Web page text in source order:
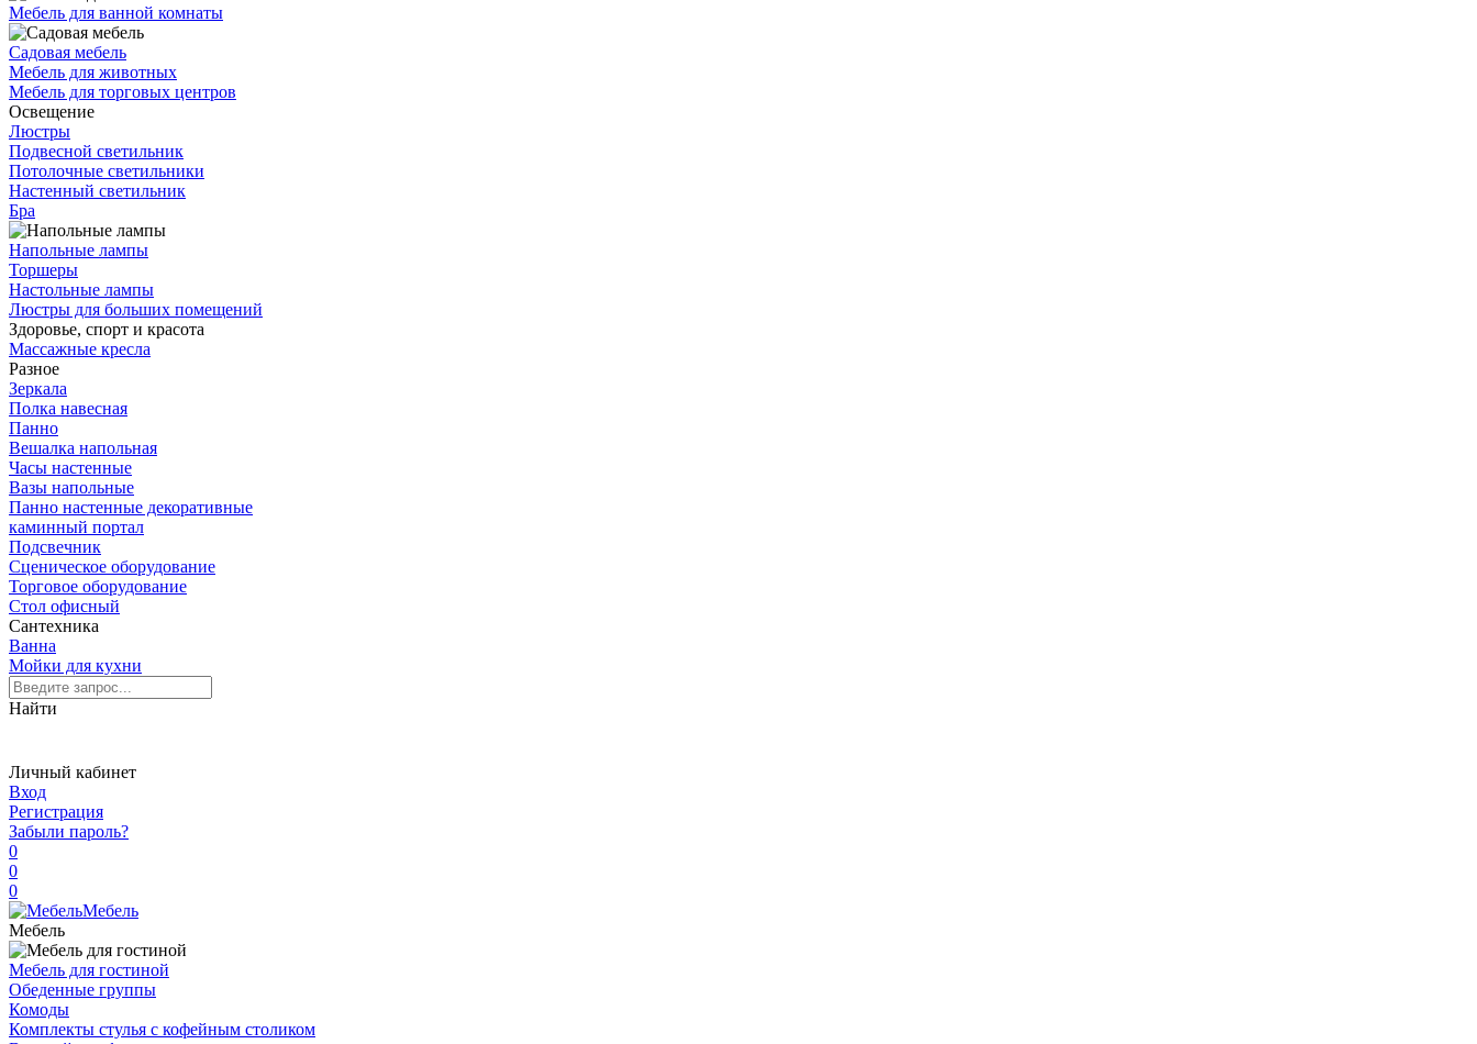
Мебель для ванной комнаты
Садовая мебель
Мебель для животных
Мебель для торговых центров
Освещение
Люстры
Подвесной светильник
Потолочные светильники
Настенный светильник
Бра
Напольные лампы
Торшеры
Настольные лампы
Люстры для больших помещений
Здоровье, спорт и красота
Массажные кресла
Разное
Зеркала
Полка навесная
Панно
Вешалка напольная
Часы настенные
Вазы напольные
Панно настенные декоративные
каминный портал
Подсвечник
Сценическое оборудование
Торговое оборудование
Стол офисный
Сантехника
Ванна
Мойки для кухни
Найти
Личный кабинет
Вход
Регистрация
Забыли пароль?
0
0
0
Мебель
Мебель
Мебель для гостиной
Обеденные группы
Комоды
Комплекты стулья с кофейным столиком